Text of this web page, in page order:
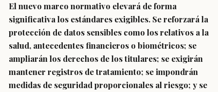
El nuevo marco normativo elevará de forma
significativa los estándares exigibles. Se reforzará la
protección de datos sensibles como los relativos a la
salud, antecedentes financieros o biométricos; se
ampliarán los derechos de los titulares; se exigirán
mantener registros de tratamiento; se impondrán
medidas de seguridad proporcionales al riesgo; y se